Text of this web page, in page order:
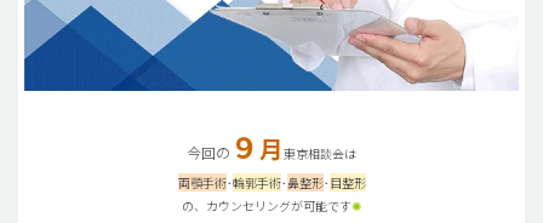
今回の ９ 月 東京相談会は
両顎手術･輪郭手術･ 鼻整形･ 目整形
の、カウンセリングが可能です✺